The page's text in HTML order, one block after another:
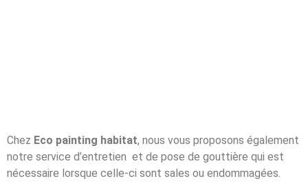
Chez Eco painting habitat, nous vous proposons également
notre service d’entretien et de pose de gouttière qui est
nécessaire lorsque celle-ci sont sales ou endommagées.